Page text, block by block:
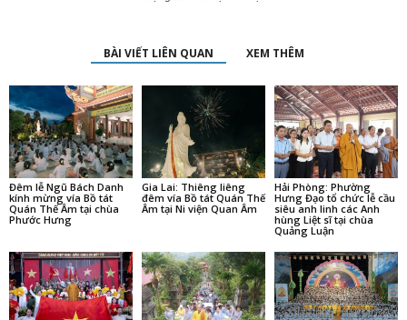
BÀI VIẾT LIÊN QUAN XEM THÊM
Đêm lễ Ngũ Bách Danh
kính mừng vía Bồ tát
Quán Thế Âm tại chùa
Phước Hưng
Gia Lai: Thiêng liêng
đêm vía Bồ tát Quán Thế
Âm tại Ni viện Quan Âm
Hải Phòng: Phường
Hưng Đạo tổ chức lễ cầu
siêu anh linh các Anh
hùng Liệt sĩ tại chùa
Quảng Luận